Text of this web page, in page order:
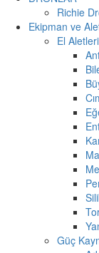
Richie
Ekipman ve
El Aletleri
Güç